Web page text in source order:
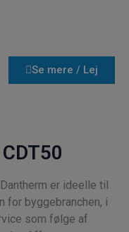
Se mere / Lej
er ideelle til
for byggebranchen, i
som følge af